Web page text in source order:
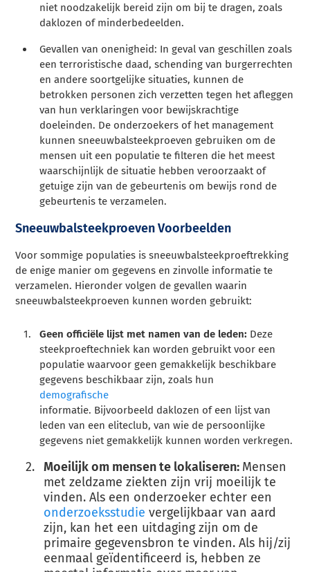
niet noodzakelijk bereid zijn om bij te dragen, zoals
daklozen of minderbedeelden.
Gevallen van onenigheid: In geval van geschillen zoals
een terroristische daad, schending van burgerrechten
en andere soortgelijke situaties, kunnen de
betrokken personen zich verzetten tegen het afleggen
van hun verklaringen voor bewijskrachtige
doeleinden. De onderzoekers of het management
kunnen sneeuwbalsteekproeven gebruiken om de
mensen uit een populatie te filteren die het meest
waarschijnlijk de situatie hebben veroorzaakt of
getuige zijn van de gebeurtenis om bewijs rond de
gebeurtenis te verzamelen.
Sneeuwbalsteekproeven Voorbeelden
Voor sommige populaties is sneeuwbalsteekproeftrekking
de enige manier om gegevens en zinvolle informatie te
verzamelen. Hieronder volgen de gevallen waarin
sneeuwbalsteekproeven kunnen worden gebruikt:
Geen officiële lijst met namen van de leden: Deze
steekproeftechniek kan worden gebruikt voor een
populatie waarvoor geen gemakkelijk beschikbare
gegevens beschikbaar zijn, zoals hun
demografische
informatie. Bijvoorbeeld daklozen of een lijst van
leden van een eliteclub, van wie de persoonlijke
gegevens niet gemakkelijk kunnen worden verkregen.
Moeilijk om mensen te lokaliseren: Mensen
met zeldzame ziekten zijn vrij moeilijk te
vinden. Als een onderzoeker echter een
onderzoeksstudie vergelijkbaar van aard
zijn, kan het een uitdaging zijn om de
primaire gegevensbron te vinden. Als hij/zij
eenmaal geïdentificeerd is, hebben ze